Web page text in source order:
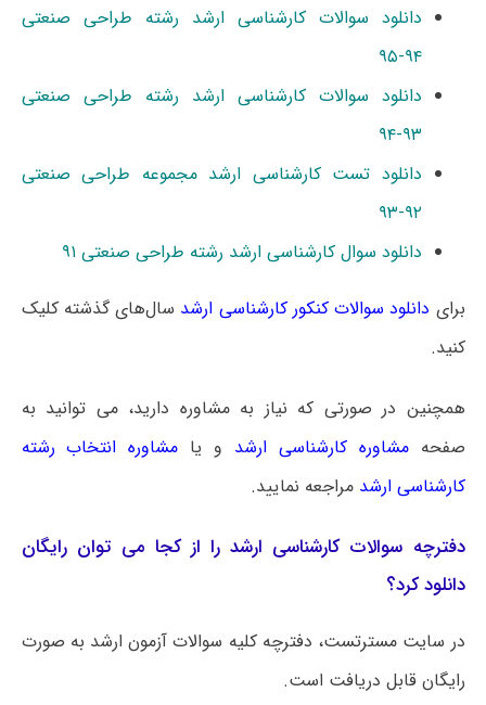
دانلود سوالات کارشناسی ارشد رشته طراحی صنعتی
۹۴-۹۵
دانلود سوالات کارشناسی ارشد رشته طراحی صنعتی
۹۳-۹۴
دانلود تست کارشناسی ارشد مجموعه طراحی صنعتی
۹۲-۹۳
دانلود سوال کارشناسی ارشد رشته طراحی صنعتی ۹۱
برای دانلود سوالات کنکور کارشناسی ارشد سال‌های گذشته کلیک
کنید.
همچنین در صورتی که نیاز به مشاوره دارید، می توانید به
صفحهمشاوره کارشناسی ارشد و یا مشاوره انتخاب رشته
کارشناسی ارشد مراجعه نمایید.
دفترچه سوالات کارشناسی ارشد را از کجا می توان رایگان
دانلود کرد؟
در سایت مسترتست، دفترچه کلیه سوالات آزمون ارشد به صورت
رایگان قابل دریافت است.